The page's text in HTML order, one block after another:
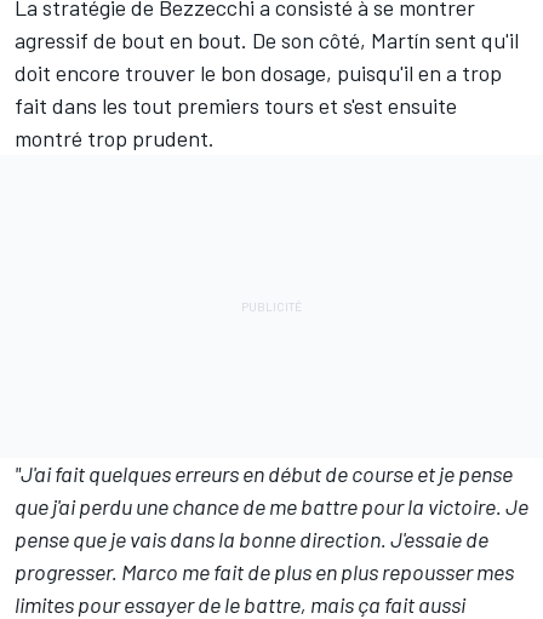
La stratégie de Bezzecchi a consisté à se montrer
agressif de bout en bout. De son côté, Martín sent qu'il
doit encore trouver le bon dosage, puisqu'il en a trop
fait dans les tout premiers tours et s'est ensuite
montré trop prudent.
"J'ai fait quelques erreurs en début de course et je pense
que j'ai perdu une chance de me battre pour la victoire. Je
pense que je vais dans la bonne direction. J'essaie de
progresser. Marco me fait de plus en plus repousser mes
limites pour essayer de le battre, mais ça fait aussi